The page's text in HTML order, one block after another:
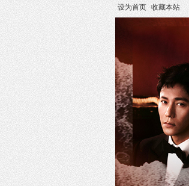
设为首页 收藏本站